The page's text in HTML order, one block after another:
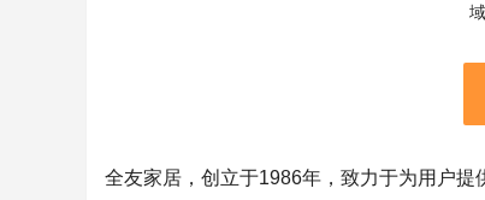
全友家居，创立于1986年，致力于为用户